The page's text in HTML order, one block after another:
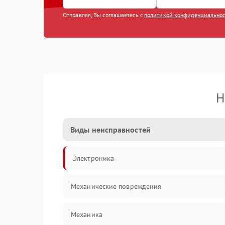
Отправляя, Вы соглашаетесь с политикой
Виды неисправностей
Электроника
Механические повреждения
Механика